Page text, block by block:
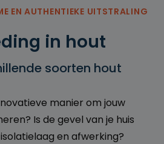
EN AUTHENTIEKE UITSTRALING
in hout
soorten hout
manier om jouw
Is de gevel van je huis
en afwerking?